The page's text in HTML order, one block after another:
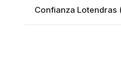
Confianza Lotendras